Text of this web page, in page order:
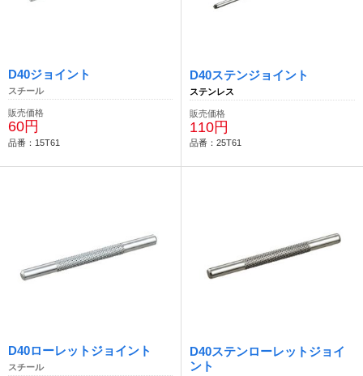
D40ジョイント
スチール
販売価格
60円
品番：15T61
D40ステンジョイント
ステンレス
販売価格
110円
品番：25T61
D40ローレットジョイント
スチール
D40ステンローレットジョイ
ント